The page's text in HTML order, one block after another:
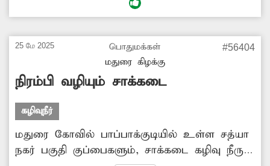
கழிவுநீரால் தொற்று நோய் பரவும் அபாயம்
ஏற்படுத்தி தர வேண்டும்.
25 மே 2025
பொதுமக்கள்
மதுரை கிழக்கு
#56404
நிரம்பி வழியும் சாக்கடை
கழிவுநீர்
மதுரை கோவில் பாப்பாக்குடியில் உள்ள சத்யா
நகர் பகுதி குப்பைகளும், சாக்கடை கழிவு நீரும்